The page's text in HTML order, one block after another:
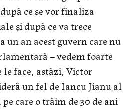
ce se vor finaliza
şi după ce va trece
un an acest guvern care nu
– vedem foarte
face, astăzi, Victor
un fel de Iancu Jianu al
care o trăim de 30 de ani